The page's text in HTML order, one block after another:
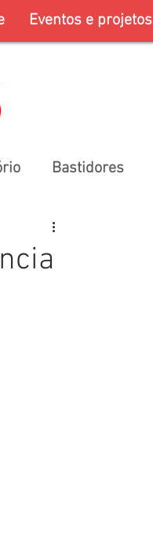
Eventos e projetos
Bastidores